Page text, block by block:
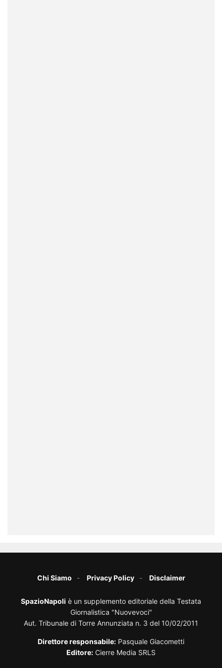
Chi Siamo Privacy Policy Disclaimer
SpazioNapoli è un supplemento editoriale della Testata
Giornalistica "Nuovevoci"
Aut. Tribunale di Torre Annunziata n. 3 del 10/02/2011
Direttore responsabile: Pasquale Giacometti
Editore: Cierre Media SRLS